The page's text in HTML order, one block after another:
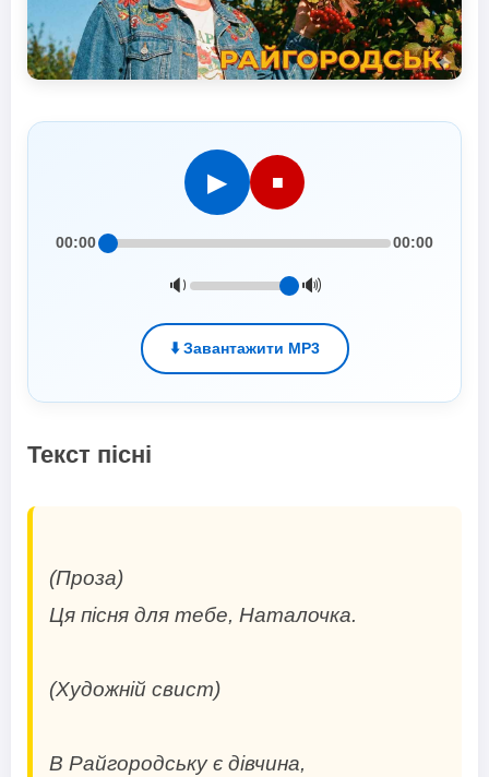
▶ ■
00:00 00:00
🔉 🔊
⬇️ Завантажити MP3
Текст пісні
(Проза)
Ця пісня для тебе, Наталочка.
(Художній свист)
В Райгородську є дівчина,